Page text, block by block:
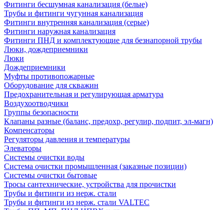
Фитинги бесшумная канализация (белые)
Трубы и фитинги чугунная канализация
Фитинги внутренняя канализация (серые)
Фитинги наружная канализация
Фитинги ПНД и комплектующие для безнапорной трубы
Люки, дождеприемники
Люки
Дождеприемники
Муфты противопожарные
Оборудование для скважин
Предохранительная и регулирующая арматура
Воздухоотводчики
Группы безопасности
Клапаны разные (баланс, предохр, регулир, подпит, эл-магн)
Компенсаторы
Регуляторы давления и температуры
Элеваторы
Системы очистки воды
Система очистки промышленная (заказные позиции)
Системы очистки бытовые
Тросы сантехнические, устройства для прочистки
Трубы и фитинги из нерж. стали
Трубы и фитинги из нерж. стали VALTEC